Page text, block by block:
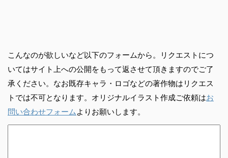
こんなのが欲しいなど以下のフォームから。リクエストにつ
いてはサイト上への公開をもって返させて頂きますのでご了
承ください。なお既存キャラ・ロゴなどの著作物はリクエス
トでは不可となります。オリジナルイラスト作成ご依頼はお
問い合わせフォーム よりお願いします。